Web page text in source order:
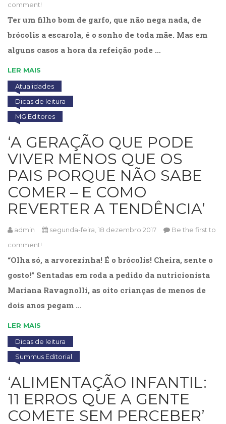
comment!
Ter um filho bom de garfo, que não nega nada, de
brócolis a escarola, é o sonho de toda mãe. Mas em
alguns casos a hora da refeição pode …
LER MAIS
Atualidades
Dicas de leitura
MG Editores
‘A GERAÇÃO QUE PODE
VIVER MENOS QUE OS
PAIS PORQUE NÃO SABE
COMER – E COMO
REVERTER A TENDÊNCIA’
admin segunda-feira, 18 dezembro 2017
Be the first to
comment!
“Olha só, a arvorezinha! É o brócolis! Cheira, sente o
gosto!” Sentadas em roda a pedido da nutricionista
Mariana Ravagnolli, as oito crianças de menos de
dois anos pegam …
LER MAIS
Dicas de leitura
Summus Editorial
‘ALIMENTAÇÃO INFANTIL:
11 ERROS QUE A GENTE
COMETE SEM PERCEBER’